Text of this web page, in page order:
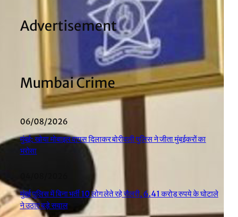
Advertisement
Mumbai Crime
06/08/2026
मुंबई: खोया मोबाइल वापस दिलाकर बोरीवली पुलिस ने जीता मुंबईकरों का
भरोसा
मुंबई पुलिस में बिना भर्ती 10 लोग लेते रहे सैलरी, 6.41 करोड़ रुपये के घोटाले
ने उठाए बड़े सवाल